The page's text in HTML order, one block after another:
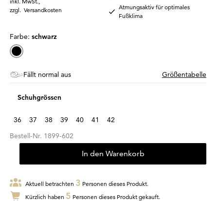
zzgl. Versandkosten
Atmungsaktiv für optimales
Fußklima
Farbe: schwarz
Fällt normal aus Größentabelle
Schuhgrössen
36 37 38 39 40 41
42
Bestell-Nr. 1899-602
In den Warenkorb
Aktuell betrachten 3 Personen dieses Produkt.
Kürzlich haben 5 Personen dieses Produkt gekauft.